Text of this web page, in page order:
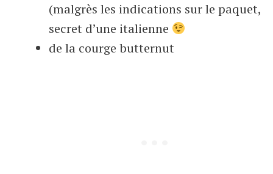
(malgrès les indications sur le paquet,
secret d’une italienne
de la courge butternut